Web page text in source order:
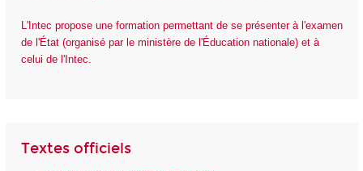
L'Intec propose une formation permettant de se présenter à l'examen
de l'État (organisé par le ministère de l'Éducation nationale) et à
celui de l'Intec.
Textes officiels